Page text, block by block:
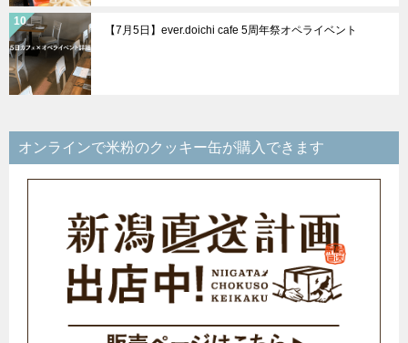
【7月5日】ever.doichi cafe 5周年祭オペライベント
オンラインで米粉のクッキー缶が購入できます